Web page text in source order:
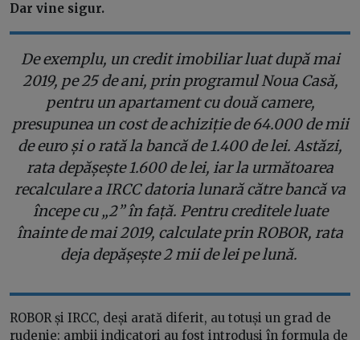
Dar vine sigur.
De exemplu, un credit imobiliar luat după mai
2019, pe 25 de ani, prin programul Noua Casă,
pentru un apartament cu două camere,
presupunea un cost de achiziție de 64.000 de mii
de euro și o rată la bancă de 1.400 de lei. Astăzi,
rata depășește 1.600 de lei, iar la următoarea
recalculare a IRCC datoria lunară către bancă va
începe cu „2” în față. Pentru creditele luate
înainte de mai 2019, calculate prin ROBOR, rata
deja depășește 2 mii de lei pe lună.
ROBOR și IRCC, deși arată diferit, au totuși un grad de
rudenie: ambii indicatori au fost introduși în formula de